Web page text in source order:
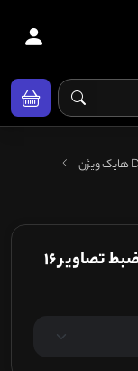
دستگاه DVR هایک ویژن | دستگاه ضبط تصاویر 16